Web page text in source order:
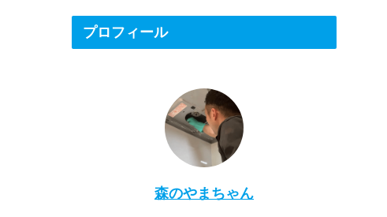
プロフィール
森のやまちゃん